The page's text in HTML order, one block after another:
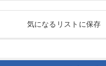
気になるリストに保存